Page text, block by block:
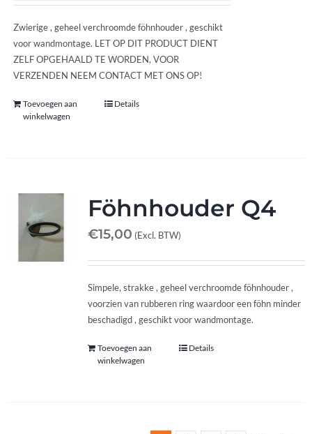
Zwierige , geheel verchroomde föhnhouder , geschikt
voor wandmontage. LET OP DIT PRODUCT DIENT
ZELF OPGEHAALD TE WORDEN, VOOR
VERZENDEN NEEM CONTACT MET ONS OP!
Toevoegen aan
winkelwagen
Details
Föhnhouder Q4
€15,00 (Excl. BTW)
Simpele, strakke , geheel verchroomde föhnhouder ,
voorzien van rubberen ring waardoor een föhn minder
beschadigd , geschikt voor wandmontage.
Toevoegen aan
winkelwagen
Details